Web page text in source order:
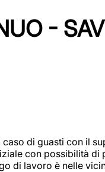
-
di guasti con il
con possibilità
di lavoro è nelle